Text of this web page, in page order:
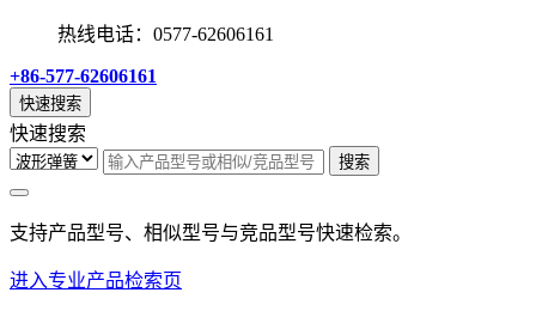
热线电话：0577-62606161
+86-577-62606161
快速搜索
快速搜索
搜索
支持产品型号、相似型号与竞品型号快速检索。
进入专业产品检索页